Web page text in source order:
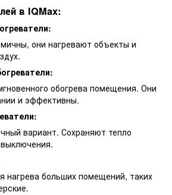
в IQMax:
они нагревают объекты и
обогрева помещения. Они
и эффективны.
вариант. Сохраняют тепло
нагрева больших помещений, таких